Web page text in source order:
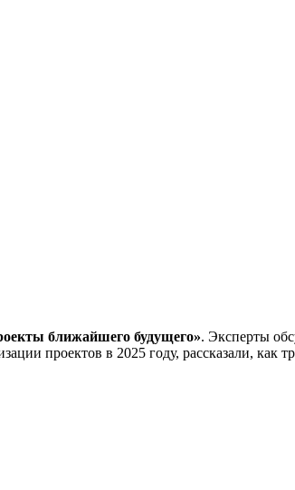
ближайшего будущего». Эксперты
проектов в 2025 году, рассказали,